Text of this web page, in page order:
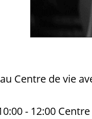
Centre de vie
- 12:00